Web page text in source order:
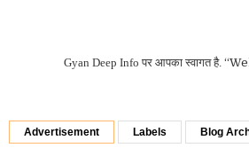
Gyan Deep Infoपर आपका स्वागत है.
Advertisement Labels Blog